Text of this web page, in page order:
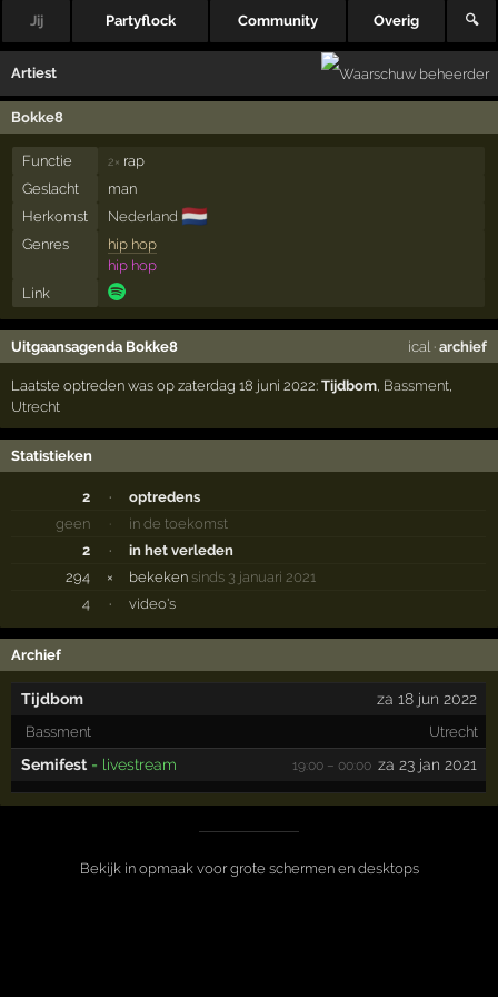
Jij Partyflock Community Overig 🔍
Artiest
Bokke8
Functie 2× rap
Geslacht
man
Herkomst
Nederland 🇳🇱
Genres
hip hop
hip hop
Link
Uitgaansagenda Bokke8 ical· archief
Laatste optreden was op zaterdag 18 juni 2022:Tijdbom Bassment
Utrecht
Statistieken
2 ·
optredens
geen
·
in de toekomst
2
·
in het verleden
294
× bekeken sinds 3 januari 2021
4
· video's
Archief
Tijdbom za 18 jun 2022
Bassment Utrecht
Semifest = livestream za 23 jan 2021
19:00 – 00:00
Bekijk in opmaak voor grote schermen en desktops